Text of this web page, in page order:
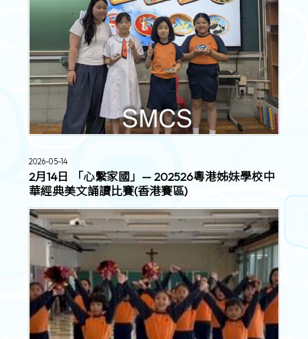
2026-05-14
2月14日 「心繫家國」— 202526粵港姊妹學校中
華經典美文誦讀比賽(香港賽區)